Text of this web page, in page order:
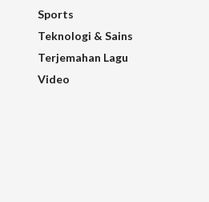
Sports
Teknologi & Sains
Terjemahan Lagu
Video